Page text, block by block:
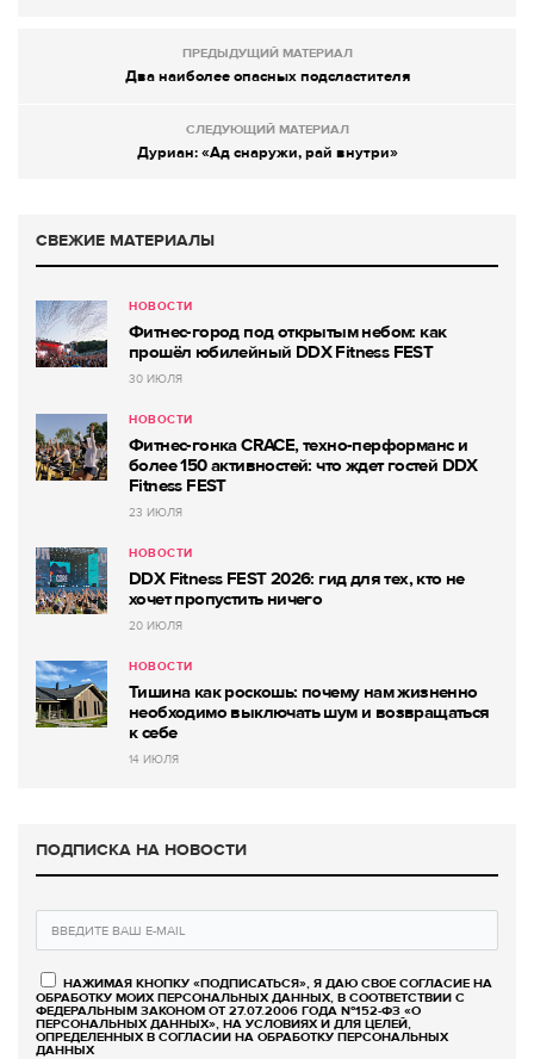
ПРЕДЫДУЩИЙ МАТЕРИАЛ
Два наиболее опасных подсластителя
СЛЕДУЮЩИЙ МАТЕРИАЛ
Дуриан: «Ад снаружи, рай внутри»
СВЕЖИЕ МАТЕРИАЛЫ
НОВОСТИ
Фитнес-город под открытым небом: как
прошёл юбилейный DDX Fitness FEST
30 ИЮЛЯ
НОВОСТИ
Фитнес-гонка CRACE, техно-перформанс и
более 150 активностей: что ждет гостей DDX
Fitness FEST
23 ИЮЛЯ
НОВОСТИ
DDX Fitness FEST 2026: гид для тех, кто не
хочет пропустить ничего
20 ИЮЛЯ
НОВОСТИ
Тишина как роскошь: почему нам жизненно
необходимо выключать шум и возвращаться
к себе
14 ИЮЛЯ
ПОДПИСКА НА НОВОСТИ
НАЖИМАЯ КНОПКУ «ПОДПИСАТЬСЯ», Я ДАЮ СВОЕ СОГЛАСИЕ НА
ОБРАБОТКУ МОИХ ПЕРСОНАЛЬНЫХ ДАННЫХ, В СООТВЕТСТВИИ С
ФЕДЕРАЛЬНЫМ ЗАКОНОМ ОТ 27.07.2006 ГОДА №152-ФЗ «О
ПЕРСОНАЛЬНЫХ ДАННЫХ», НА УСЛОВИЯХ И ДЛЯ ЦЕЛЕЙ,
ОПРЕДЕЛЕННЫХ В СОГЛАСИИ НА ОБРАБОТКУ ПЕРСОНАЛЬНЫХ
ДАННЫХ